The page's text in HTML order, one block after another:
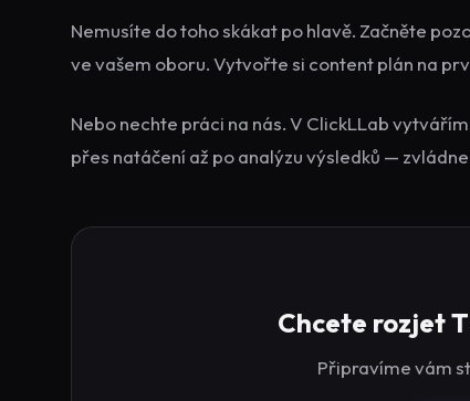
Nemusíte do toho skákat po hlavě. Začněte
ve vašem oboru. Vytvořte si content plán na
Nebo nechte práci na nás. V ClickLLab
přes natáčení až po analýzu výsledků —
Chcete rozjet
Připravíme vám